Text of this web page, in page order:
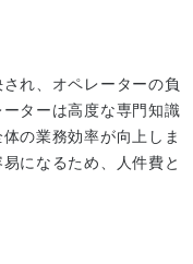
れ、オペレーターの負
ターは高度な専門知識
の業務効率が向上しま
になるため、人件費と